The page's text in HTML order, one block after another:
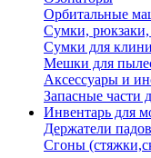
Орбитальные
Сумки, рюкзаки,
Сумки для
Мешки для
Аксессуары и
Запасные части
Инвентарь для
Держатели
Сгоны